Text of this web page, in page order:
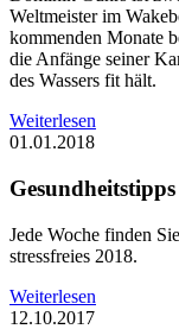
Weltmeister im
kommenden Monate
die Anfänge seiner
des Wassers fit hält.
Weiterlesen
01.01.2018
Jede Woche finden
stressfreies 2018.
Weiterlesen
12.10.2017